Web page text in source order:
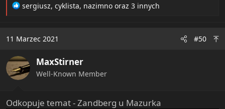
R
t
o
n
s
sergiusz, cyklista, nazimno oraz 3 innych
11 Marzec 2021 #50
MaxStirner
Well-Known Member
Odkopuje temat - Zandberg u Mazurka